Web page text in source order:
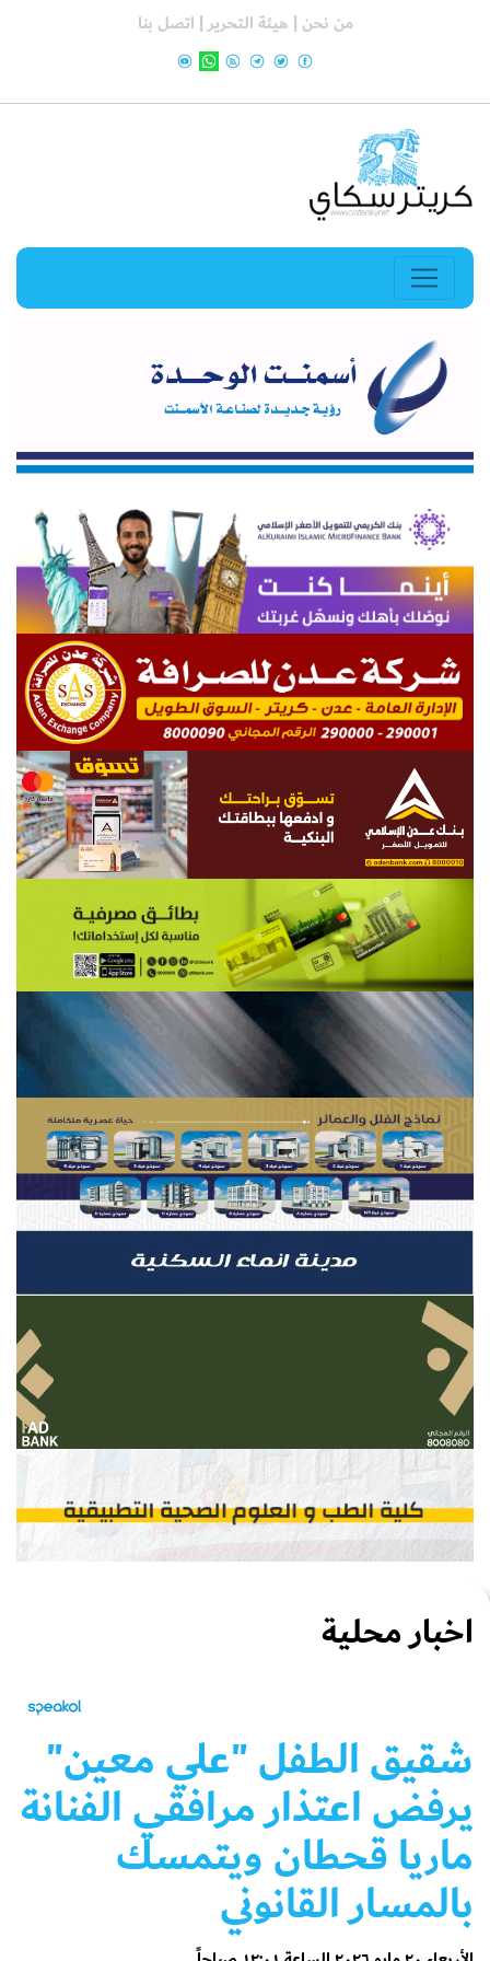
من نحن | هيئة التحرير | اتصل بنا
اخبار محلية
شقيق الطفل "علي معين"
يرفض اعتذار مرافقي الفنانة
ماريا قحطان ويتمسك
بالمسار القانوني